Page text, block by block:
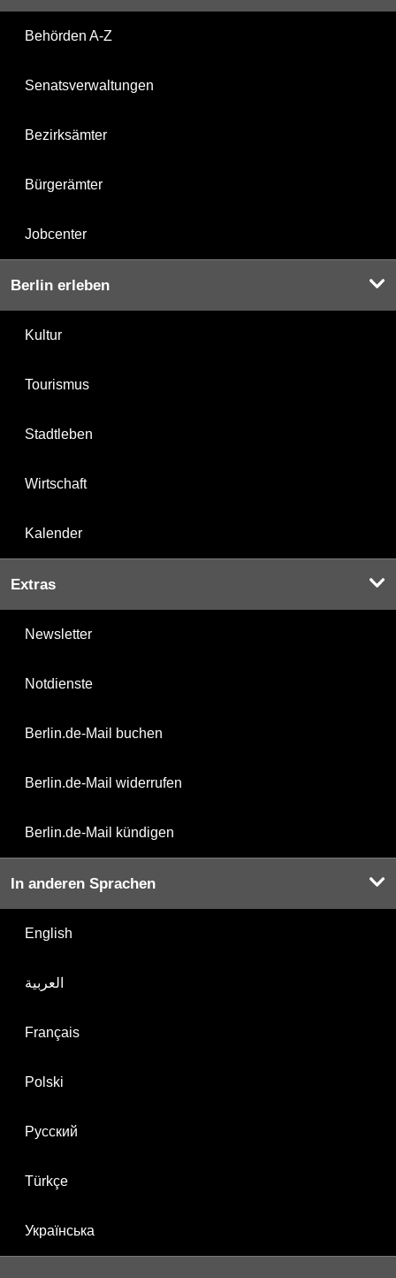
Behörden A-Z
Senatsverwaltungen
Bezirksämter
Bürgerämter
Jobcenter
Berlin erleben
Kultur
Tourismus
Stadtleben
Wirtschaft
Kalender
Extras
Newsletter
Notdienste
Berlin.de-Mail buchen
Berlin.de-Mail widerrufen
Berlin.de-Mail kündigen
In anderen Sprachen
English
العربية
Français
Polski
Русский
Türkçe
Українська